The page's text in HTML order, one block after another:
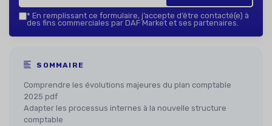
* En remplissant ce formulaire, j’accepte d’être contacté(e) à
des fins commerciales par DAF Market et ses partenaires.
SOMMAIRE
Comprendre les évolutions majeures du plan comptable
2025 pdf
Adapter les processus internes à la nouvelle structure
comptable